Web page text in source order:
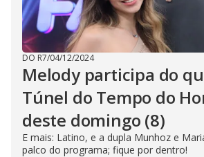
DO R7/04/12/2024
Melody participa do
Túnel do Tempo do
deste domingo (8)
E mais: Latino, e a dupla Munhoz e
palco do programa; fique por dentro!